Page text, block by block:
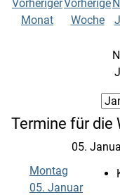
Termine für die
05.
Montag
05. Januar